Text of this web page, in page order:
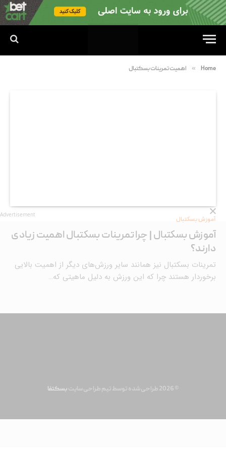
Home
» اهمیت تمرینات بسکتبال
آموزش بسکتبال
آموزش بسکتبال | چرا تمرینات بسکتبال اهمیت زیادی
دارند؟
تمرینات بسکتبال نیز همانند سایر ورزش‌های دیگر از اهمیت بالایی
برخوردار هستند چرا که این ورزش به دلیل ماهیتی که…
© 2026 طراحی شده توسط تیم طراحی سایت بسکتفا
Advertisement